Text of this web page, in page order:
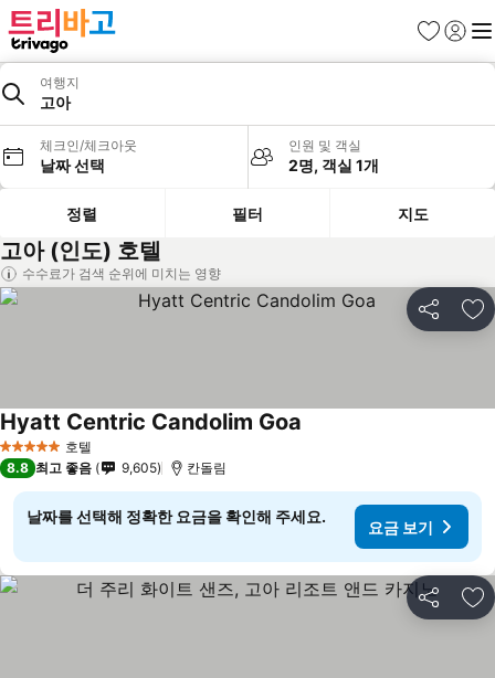
즐겨찾기
로그인
메
여행지
고아
체크인/체크아웃
날짜 선택
인원 및 객실
2명, 객실 1개
정렬 필터 지도
고아 (인도) 호텔
수수료가 검색 순위에 미치는 영향
공유 즐
5 성급 호텔
Hyatt Centric Candolim Goa
8.8 최고 좋음 9,605 칸돌림
날짜를 선택해 정확한 요금을 확인해 주세요.
요금 보기
공유 즐